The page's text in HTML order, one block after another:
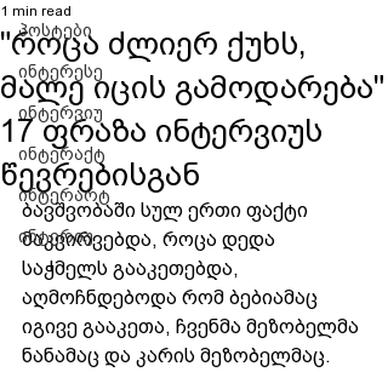
პოსტები
ინტერესე
ინტერვიუ
ინტერაქტ
ინტერარტ
ინტერიუ
"როცა ძლიერ ქუხს,
მალე იცის გამოდარება"
17 ფრაზა ინტერვიუს
წევრებისგან
1 min read
ბავშვობაში სულ ერთი ფაქტი
მაკვირვებდა, როცა დედა
საჭმელს გააკეთებდა,
აღმოჩნდებოდა რომ ბებიამაც
იგივე გააკეთა, ჩვენმა მეზობელმა
ნანამაც და კარის მეზობელმაც.